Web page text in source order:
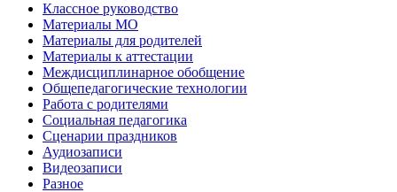
Классное руководство
Материалы МО
Материалы для родителей
Материалы к аттестации
Междисциплинарное обобщение
Общепедагогические технологии
Работа с родителями
Социальная педагогика
Сценарии праздников
Аудиозаписи
Видеозаписи
Разное